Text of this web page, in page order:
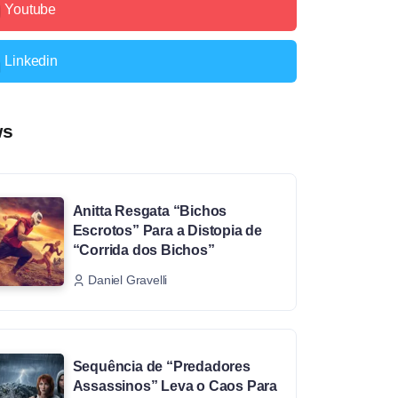
Youtube
Linkedin
Anitta Resgata “Bichos
Escrotos” Para a Distopia de
“Corrida dos Bichos”
Daniel Gravelli
Sequência de “Predadores
Assassinos” Leva o Caos Para